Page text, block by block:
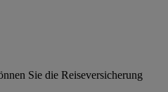
Sie die Reiseversicherung